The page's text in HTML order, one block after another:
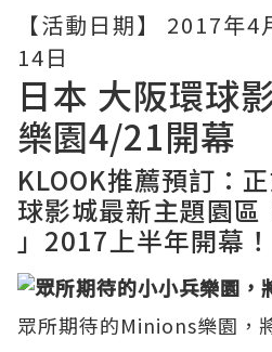
【活動日期】 2017年
14日
日本 大阪環球
樂園4/21開幕
KLOOK推薦預訂：
球影城最新主題園區
」2017上半年開幕！
眾所期待的Minions樂園，